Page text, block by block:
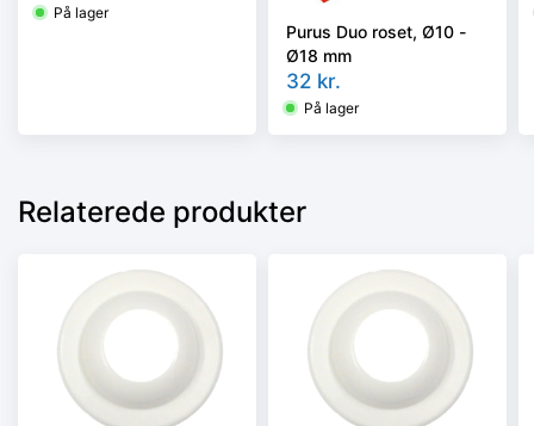
På lager
Purus Duo roset, Ø10 -
Ø18 mm
32 kr.
På lager
Relaterede produkter